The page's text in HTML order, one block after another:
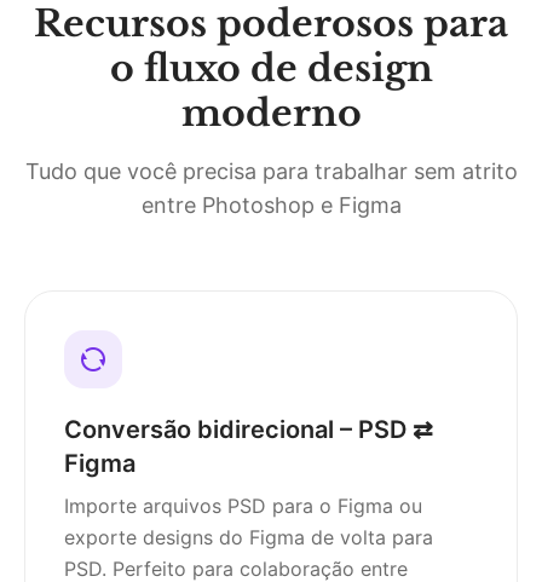
Recursos poderosos para
o fluxo de design
moderno
Tudo que você precisa para trabalhar sem atrito
entre Photoshop e Figma
Conversão bidirecional – PSD ⇄
Figma
Importe arquivos PSD para o Figma ou
exporte designs do Figma de volta para
PSD. Perfeito para colaboração entre